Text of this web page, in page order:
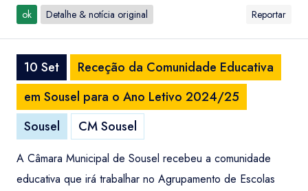
ok Detalhe & notícia original Reportar
10 Set
Receção da Comunidade Educativa
em Sousel para o Ano Letivo 2024/25
Sousel
CM Sousel
A Câmara Municipal de Sousel recebeu a comunidade
educativa que irá trabalhar no Agrupamento de Escolas